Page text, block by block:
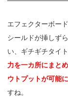
エフェクターボー
シールドが挿しず
い、ギチギチタイ
力を一カ所にまと
ウトプットが可能に
すね。